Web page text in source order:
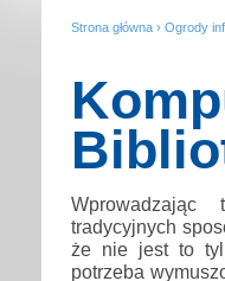
Strona główna › Ogrody
Wprowadzając
tradycyjnych
że nie jest to
potrzeba